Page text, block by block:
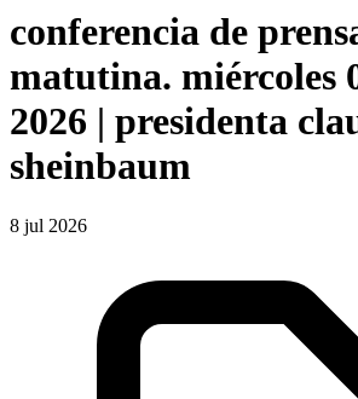
conferencia de
matutina. miércoles
2026 | presidenta
sheinbaum
8 jul 2026